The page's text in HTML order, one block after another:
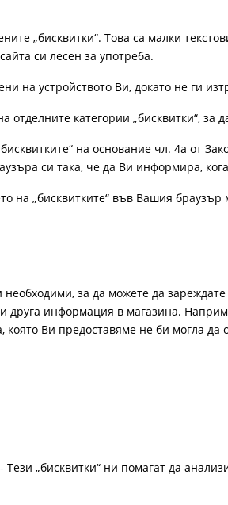
„бисквитки“. Това са малки
си лесен за употреба.
на устройството Ви, докато не
отделните категории „бисквитки“,
на основание чл. 4а от
си така, че да Ви информира,
на „бисквитките“ във Вашия
необходими, за да можете да
друга информация в магазина.
която Ви предоставяме не би могла
Тези „бисквитки“ ни помагат да